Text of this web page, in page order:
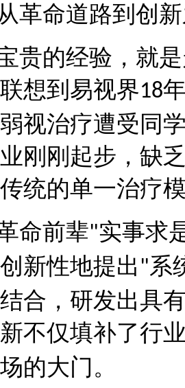
革命道路到创
贵的经验，就
想到易视界18
视治疗遭受同
刚刚起步，缺
统的单一治疗
命前辈"实事求
新性地提出 "系
合，研发出具
不仅填补了行
的大门。